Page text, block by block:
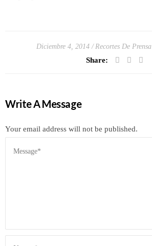
Diciembre 4, 2014 Recortes De Prensa
Share:
Write A Message
Your email address will not be published.